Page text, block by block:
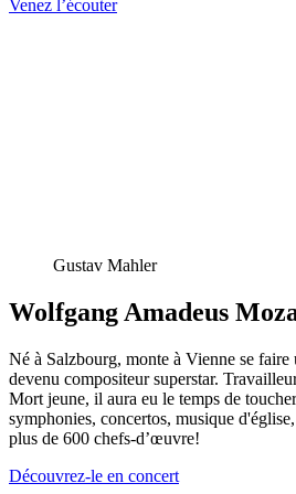
Venez l’écouter
Gustav Mahler
Wolfgang Amadeus
Né à Salzbourg, monte à Vienne se
devenu compositeur superstar.
Mort jeune, il aura eu le temps de
symphonies, concertos, musique
plus de 600 chefs-d’œuvre!
Découvrez-le en concert